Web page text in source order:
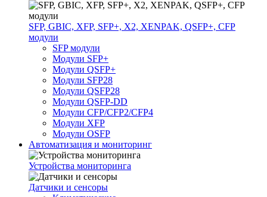
SFP, GBIC, XFP, SFP+, X2, XENPAK, QSFP+, CFP
модули
SFP модули
Модули SFP+
Модули QSFP+
Модули SFP28
Модули QSFP28
Модули QSFP-DD
Модули CFP/CFP2/CFP4
Модули XFP
Модули OSFP
Автоматизация и мониторинг
Устройства мониторинга
Датчики и сенсоры